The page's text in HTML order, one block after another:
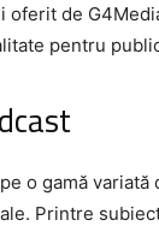
de
pentru
o gamă
Printre